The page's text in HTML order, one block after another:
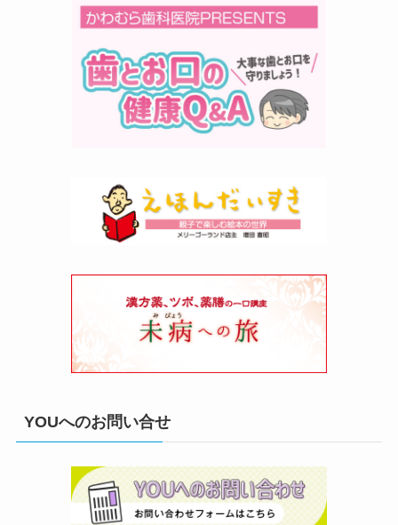
YOUへのお問い合せ